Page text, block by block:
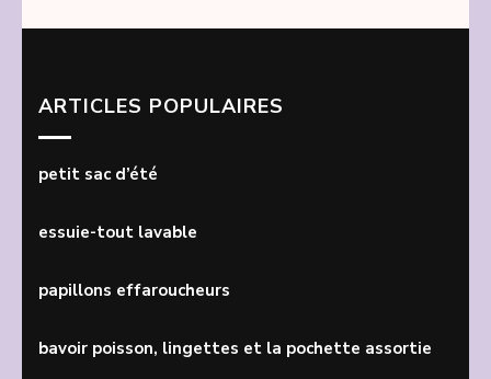
ARTICLES POPULAIRES
petit sac d’été
essuie-tout lavable
papillons effaroucheurs
bavoir poisson, lingettes et la pochette assortie